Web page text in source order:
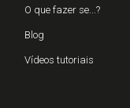
O que fazer se...?
Blog
Vídeos tutoriais